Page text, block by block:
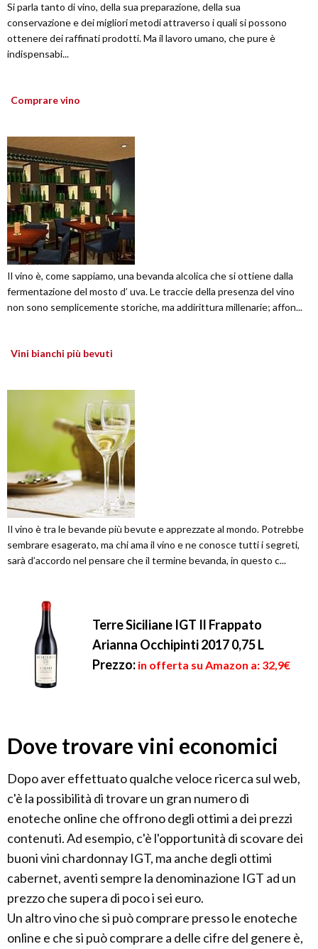
Si parla tanto di vino, della sua preparazione, della sua
conservazione e dei migliori metodi attraverso i quali si possono
ottenere dei raffinati prodotti. Ma il lavoro umano, che pure è
indispensabi...
Comprare vino
Il vino è, come sappiamo, una bevanda alcolica che si ottiene dalla
fermentazione del mosto d’ uva. Le traccie della presenza del vino
non sono semplicemente storiche, ma addirittura millenarie; affon...
Vini bianchi più bevuti
Il vino è tra le bevande più bevute e apprezzate al mondo. Potrebbe
sembrare esagerato, ma chi ama il vino e ne conosce tutti i segreti,
sarà d’accordo nel pensare che il termine bevanda, in questo c...
Terre Siciliane IGT Il Frappato
Arianna Occhipinti 2017 0,75 L
Prezzo: in offerta su Amazon a: 32,9€
Dove trovare vini economici
Dopo aver effettuato qualche veloce ricerca sul web,
c'è la possibilità di trovare un gran numero di
enoteche online che offrono degli ottimi a dei prezzi
contenuti. Ad esempio, c'è l'opportunità di scovare dei
buoni vini chardonnay IGT, ma anche degli ottimi
cabernet, aventi sempre la denominazione IGT ad un
prezzo che supera di poco i sei euro.
Un altro vino che si può comprare presso le enoteche
online e che si può comprare a delle cifre del genere è,